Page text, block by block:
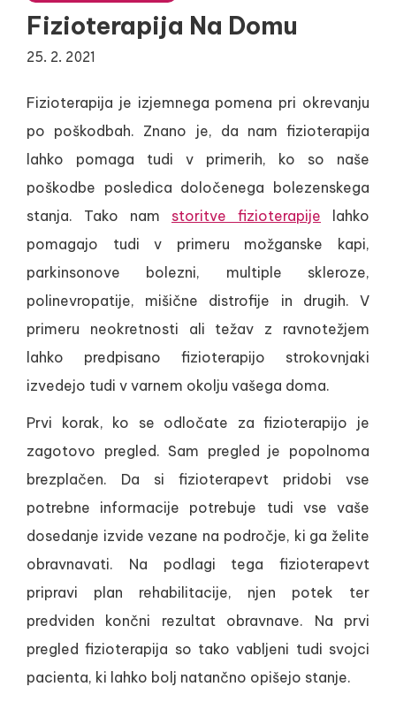
Fizioterapija Na Domu
25. 2. 2021
Fizioterapija je izjemnega pomena pri okrevanju
po poškodbah. Znano je, da nam fizioterapija
lahko pomaga tudi v primerih, ko so naše
poškodbe posledica določenega bolezenskega
stanja. Tako nam storitve fizioterapije lahko
pomagajo tudi v primeru možganske kapi,
parkinsonove bolezni, multiple skleroze,
polinevropatije, mišične distrofije in drugih. V
primeru neokretnosti ali težav z ravnotežjem
lahko predpisano fizioterapijo strokovnjaki
izvedejo tudi v varnem okolju vašega doma.
Prvi korak, ko se odločate za fizioterapijo je
zagotovo pregled. Sam pregled je popolnoma
brezplačen. Da si fizioterapevt pridobi vse
potrebne informacije potrebuje tudi vse vaše
dosedanje izvide vezane na področje, ki ga želite
obravnavati. Na podlagi tega fizioterapevt
pripravi plan rehabilitacije, njen potek ter
predviden končni rezultat obravnave. Na prvi
pregled fizioterapija so tako vabljeni tudi svojci
pacienta, ki lahko bolj natančno opišejo stanje.